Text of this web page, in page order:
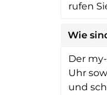
rufen
Wie
Der
Uhr
und